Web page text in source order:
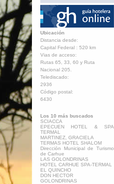
Ubicación
Distancia desde:
Capital Federal : 520 km
Vias de acceso:
Rutas 65, 33, 60 y Ruta
Nacional 205.
Telediscado:
2936
Código postal:
6430
Los 10 más buscados
SCIACCA
EPECUEN HOTEL & SPA
TERMAL
MARTINEZ, GRACIELA
TERMAS HOTEL SHALOM
Dirección Municipal de Turismo
de Carhue
LAS GOLONDRINAS
HOTEL CARHUE SPA-TERMAL
EL QUINCHO
DON HECTOR
GOLONDRINAS